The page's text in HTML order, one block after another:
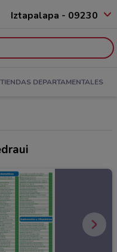
Iztapalapa - 09230
TIENDAS DEPARTAMENTALES